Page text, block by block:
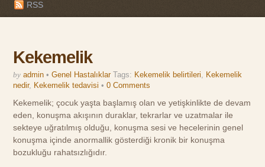
RSS
Kekemelik
by admin • Genel Hastalıklar Tags: Kekemelik belirtileri, Kekemelik
nedir, Kekemelik tedavisi •0 Comments
Kekemelik; çocuk yaşta başlamış olan ve yetişkinlikte de devam
eden, konuşma akışının duraklar, tekrarlar ve uzatmalar ile
sekteye uğratılmış olduğu, konuşma sesi ve hecelerinin genel
konuşma içinde anormallik gösterdiği kronik bir konuşma
bozukluğu rahatsızlığıdır.